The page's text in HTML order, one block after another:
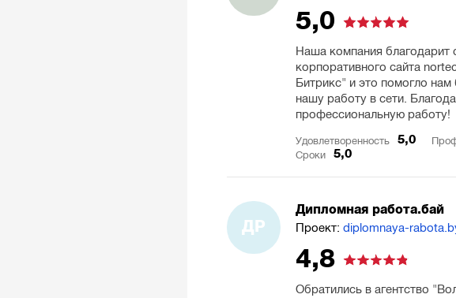
5,0
Наша компания
корпоративного сайта
Битрикс" и это помогло
нашу работу в сети.
профессиональную работу!
Удовлетворенность 5,0
Сроки 5,0
ДР
Дипломная работа.бай
Проект:diplomnaya-
4,8
Обратились в агентство